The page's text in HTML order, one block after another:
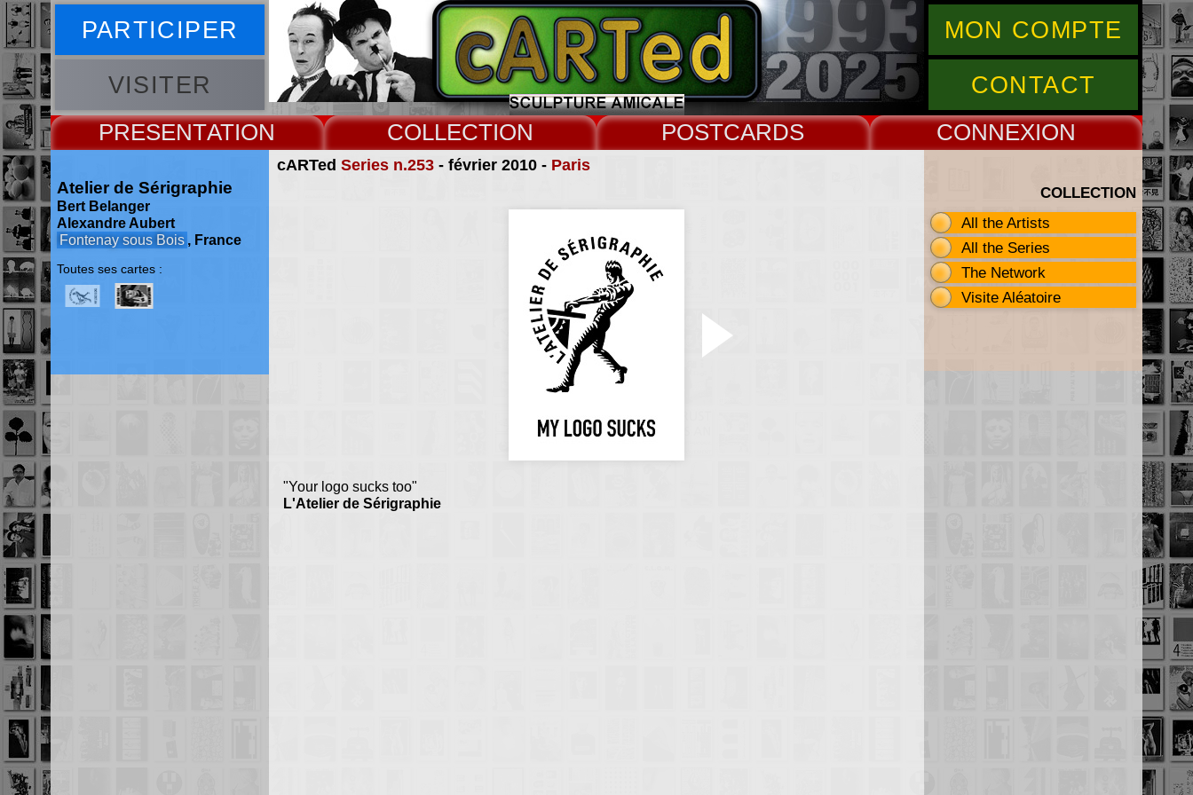
PARTICIPER
VISITER
MON COMPTE
CONTACT
PRESENT COLLECT CARDS CONNEX
cARTed Series n.253- février 2010 - Paris
"Your logo sucks too"
L'Atelier de Sérigraphie
Atelier de Sérigraphie
Bert Belanger
Alexandre Aubert
Fontenay sous Bois , France
Toutes ses cartes :
COLLECTION
All the Artists
All the Series
The Network
Visite Aléatoire